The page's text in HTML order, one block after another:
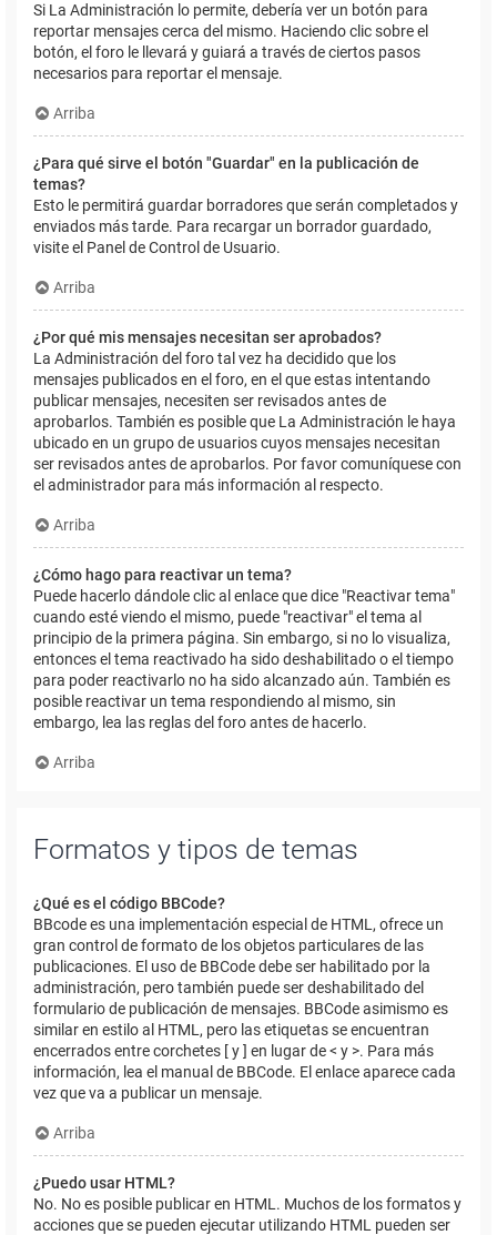
Si La Administración lo permite, debería ver un botón para
reportar mensajes cerca del mismo. Haciendo clic sobre el
botón, el foro le llevará y guiará a través de ciertos pasos
necesarios para reportar el mensaje.
Arriba
¿Para qué sirve el botón "Guardar" en la publicación de
temas?
Esto le permitirá guardar borradores que serán completados y
enviados más tarde. Para recargar un borrador guardado,
visite el Panel de Control de Usuario.
Arriba
¿Por qué mis mensajes necesitan ser aprobados?
La Administración del foro tal vez ha decidido que los
mensajes publicados en el foro, en el que estas intentando
publicar mensajes, necesiten ser revisados antes de
aprobarlos. También es posible que La Administración le haya
ubicado en un grupo de usuarios cuyos mensajes necesitan
ser revisados antes de aprobarlos. Por favor comuníquese con
el administrador para más información al respecto.
Arriba
¿Cómo hago para reactivar un tema?
Puede hacerlo dándole clic al enlace que dice "Reactivar tema"
cuando esté viendo el mismo, puede "reactivar" el tema al
principio de la primera página. Sin embargo, si no lo visualiza,
entonces el tema reactivado ha sido deshabilitado o el tiempo
para poder reactivarlo no ha sido alcanzado aún. También es
posible reactivar un tema respondiendo al mismo, sin
embargo, lea las reglas del foro antes de hacerlo.
Arriba
Formatos y tipos de temas
¿Qué es el código BBCode?
BBcode es una implementación especial de HTML, ofrece un
gran control de formato de los objetos particulares de las
publicaciones. El uso de BBCode debe ser habilitado por la
administración, pero también puede ser deshabilitado del
formulario de publicación de mensajes. BBCode asimismo es
similar en estilo al HTML, pero las etiquetas se encuentran
encerrados entre corchetes [ y ] en lugar de < y >. Para más
información, lea el manual de BBCode. El enlace aparece cada
vez que va a publicar un mensaje.
Arriba
¿Puedo usar HTML?
No. No es posible publicar en HTML. Muchos de los formatos y
acciones que se pueden ejecutar utilizando HTML pueden ser